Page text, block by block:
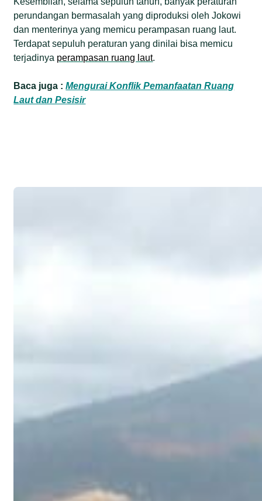
perundangan bermasalah yang diproduksi oleh Jokowi
dan menterinya yang memicu perampasan ruang laut.
Terdapat sepuluh peraturan yang dinilai bisa memicu
terjadinya perampasan ruang laut.
Baca juga :Mengurai Konflik Pemanfaatan Ruang
Laut dan Pesisir